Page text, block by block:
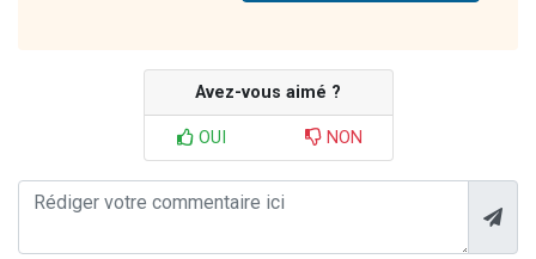
Avez-vous aimé ?
OUI NON